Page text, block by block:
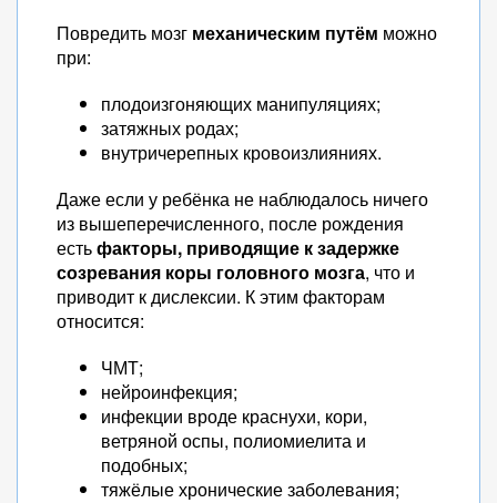
Повредить мозг механическим путём можно
при:
плодоизгоняющих манипуляциях;
затяжных родах;
внутричерепных кровоизлияниях.
Даже если у ребёнка не наблюдалось ничего
из вышеперечисленного, после рождения
естьфакторы, приводящие к задержке
созревания коры головного мозга, что и
приводит к дислексии. К этим факторам
относится:
ЧМТ;
нейроинфекция;
инфекции вроде краснухи, кори,
ветряной оспы, полиомиелита и
подобных;
тяжёлые хронические заболевания;